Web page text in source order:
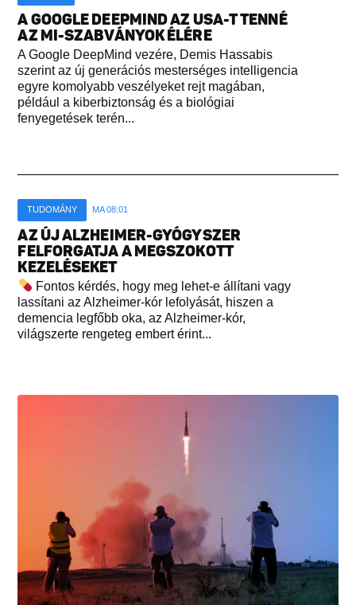
A GOOGLE DEEPMIND AZ USA-T TENNÉ
AZ MI-SZABVÁNYOK ÉLÉRE
A Google DeepMind vezére, Demis Hassabis
szerint az új generációs mesterséges intelligencia
egyre komolyabb veszélyeket rejt magában,
például a kiberbiztonság és a biológiai
fenyegetések terén...
TUDOMÁNY MA 08:01
AZ ÚJ ALZHEIMER-GYÓGYSZER
FELFORGATJA A MEGSZOKOTT
KEZELÉSEKET
Fontos kérdés, hogy meg lehet-e állítani vagy
lassítani az Alzheimer-kór lefolyását, hiszen a
demencia legfőbb oka, az Alzheimer-kór,
világszerte rengeteg embert érint...